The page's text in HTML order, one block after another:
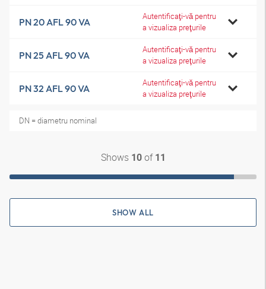
PN 20 AFL 90 VA
Autentificaţi-vă pentru
a vizualiza preţurile
PN 25 AFL 90 VA
Autentificaţi-vă pentru
a vizualiza preţurile
PN 32 AFL 90 VA
Autentificaţi-vă pentru
a vizualiza preţurile
DN = diametru nominal
Shows 10of 11
SHOW ALL